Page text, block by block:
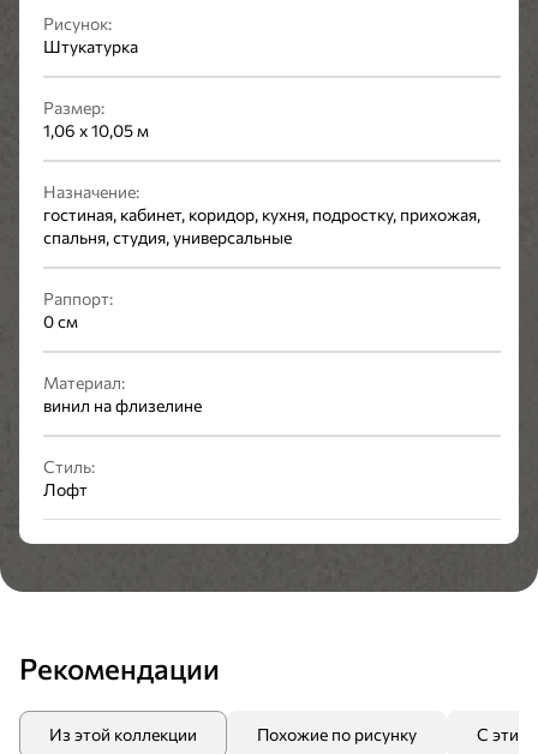
Рисунок:
Штукатурка
Размер:
1,06 x 10,05 м
Назначение:
гостиная, кабинет, коридор, кухня, подростку, прихожая,
спальня, студия, универсальные
Раппорт:
0 см
Материал:
винил на флизелине
Стиль:
Лофт
Рекомендации
Из этой коллекции Похожие по рисунку С этим